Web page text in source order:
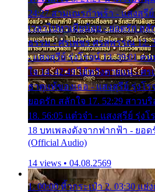
24:27 สามเณรกำพร้า - แสงสุรี
เวลาไปหาเมียน้อย - ยอดรัก สลั
ธรรม - ศรเพชร ศรสุพรรณ 12.
- แสงสุรีย์ รุ่งโรจน์ 13. 39:01
ใจ 14. 42:49 ไอ้หวังตายแน่ - ศ
ธาตุแท้ของเธอ - แสงสุรีย์ รุ่งโร
ยอดรัก สลักใจ 17. 52:29 สาว
18. 56:05 แต๋วจ๋า - แสงสุรีย์ รุ่งโ
18 บทเพลงดังจากฟากฟ้า - ยอ
(Official Audio)
14 views • 04.08.2569
1. 00:00 หิ้วกระเป๋า 2. 03:30 แย่